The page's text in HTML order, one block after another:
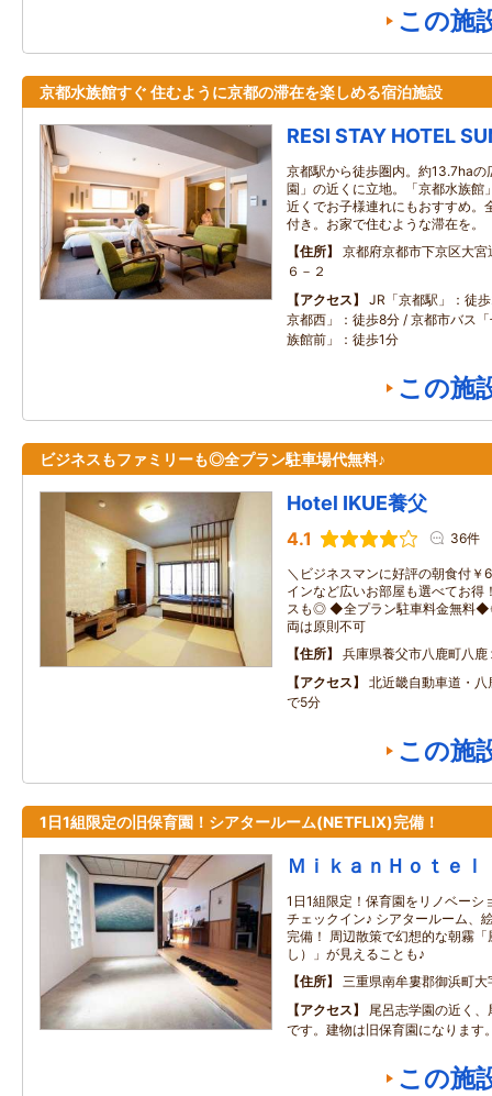
この施
京都水族館すぐ 住むように京都の滞在を楽しめる宿泊施設
RESI STAY HOTEL
京都駅から徒歩圏内。約13.7ha
園」の近くに立地。「京都水族館
近くでお子様連れにもおすすめ。
付き。お家で住むような滞在を。
住所
京都府京都市下京区大
６－２
アクセス
JR「京都駅」：徒
京都西」：徒歩8分 / 京都市バス
族館前」：徒歩1分
この施
ビジネスもファミリーも◎全プラン駐車場代無料♪
Hotel IKUE養父
4.1 36件
＼ビジネスマンに好評の朝食付
インなど広いお部屋も選べてお得
スも◎ ◆全プラン駐車料金無料
両は原則不可
住所
兵庫県養父市八鹿町八
アクセス
北近畿自動車道・
で5分
この施
1日1組限定の旧保育園！シアタールーム(NETFLIX)完備！
ＭｉｋａｎＨｏｔｅｌ
1日1組限定！保育園をリノベーシ
チェックイン♪ シアタールーム、
完備！ 周辺散策で幻想的な朝霧
し）」が見えることも♪
住所
三重県南牟婁郡御浜町大
アクセス
尾呂志学園の近く
です。建物は旧保育園になります
この施